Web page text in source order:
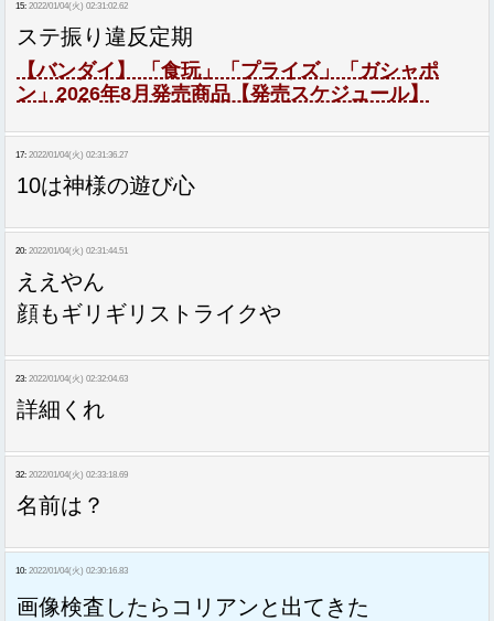
15: 2022/01/04(火) 02:31:02.62
ステ振り違反定期
【バンダイ】 「食玩」「プライズ」「ガシャポ
ン」2026年8月発売商品【発売スケジュール】
17: 2022/01/04(火) 02:31:36.27
10は神様の遊び心
20: 2022/01/04(火) 02:31:44.51
ええやん
顔もギリギリストライクや
23: 2022/01/04(火) 02:32:04.63
詳細くれ
32: 2022/01/04(火) 02:33:18.69
名前は？
10: 2022/01/04(火) 02:30:16.83
画像検査したらコリアンと出てきた